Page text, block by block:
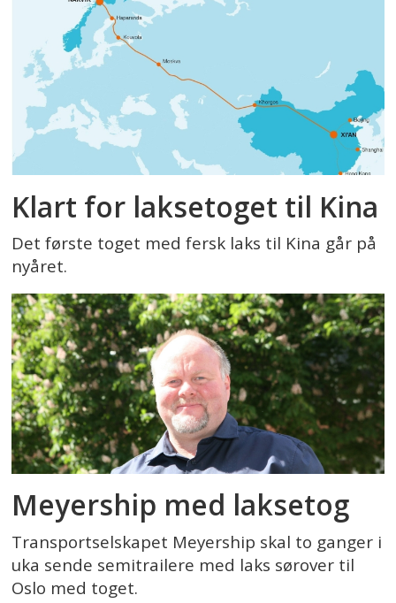
Klart for laksetoget til Kina
Det første toget med fersk laks til Kina går på
nyåret.
Meyership med laksetog
Transportselskapet Meyership skal to ganger i
uka sende semitrailere med laks sørover til
Oslo med toget.